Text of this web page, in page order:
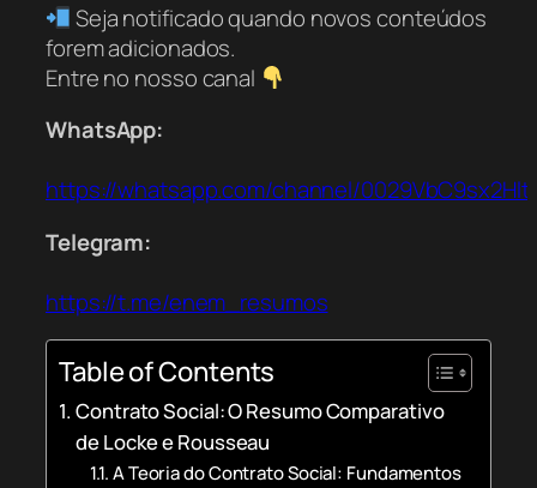
Seja notificado quando novos conteúdos
forem adicionados.
Entre no nosso canal
WhatsApp:
https://whatsapp.com/channel/
Telegram:
https://t.me/enem_resumos
Table of Contents
Contrato Social: O Resumo Comparativo
de Locke e Rousseau
A Teoria do Contrato Social: Fundamentos